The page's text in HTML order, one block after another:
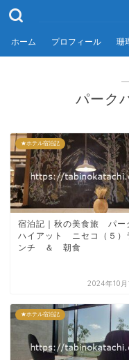
ホーム プロフィール 珊
パーク
★ホテル宿泊記
宿泊記｜秋の美食旅 パー
ハイアット ニセコ（５）
ンチ ＆ 朝食
2024年10月
★ホテル宿泊記